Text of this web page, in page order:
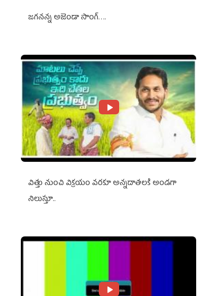
జగనన్న అజెండా సాంగ్….
విత్తు నుంచి విక్రయం వరకూ అన్నదాతలకి అండగా
నిలుస్తూ..